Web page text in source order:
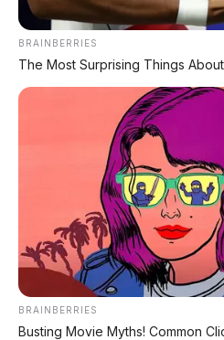
DIJUAL : Xpander
Bali – Kondisi
Lihat Semua
DATABASEARTIKEL
BRAINBERRIES
The Most Surprising Things
BRAINBERRIES
Busting Movie Myths! Common